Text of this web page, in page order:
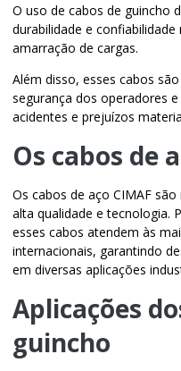
O uso de cabos de guincho
durabilidade e
amarração de cargas.
Além disso, esses cabos
segurança dos operadores
acidentes e prejuízos
Os cabos de
Os cabos de aço CIMAF
alta qualidade e tecnologia.
esses cabos atendem às
internacionais, garantindo
em diversas aplicações
Aplicações
guincho